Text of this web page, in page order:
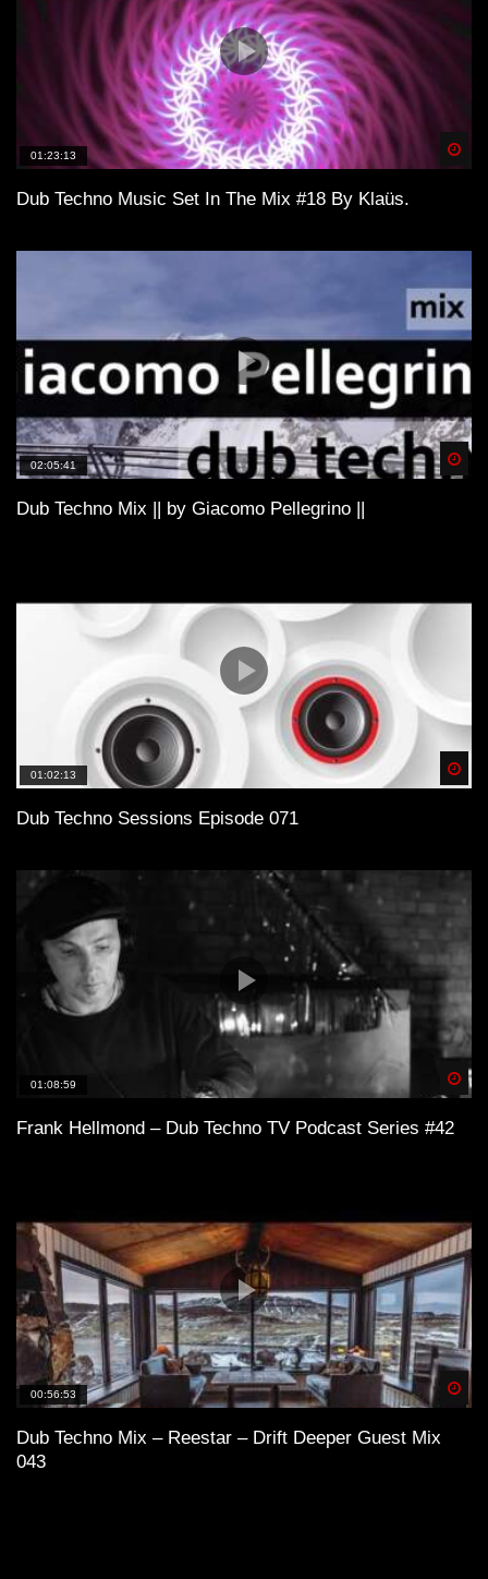
01:23:13
Dub Techno Music Set In The Mix #18 By Klaüs.
02:05:41
Dub Techno Mix || by Giacomo Pellegrino ||
01:02:13
Dub Techno Sessions Episode 071
01:08:59
Frank Hellmond – Dub Techno TV Podcast Series #42
00:56:53
Dub Techno Mix – Reestar – Drift Deeper Guest Mix
043